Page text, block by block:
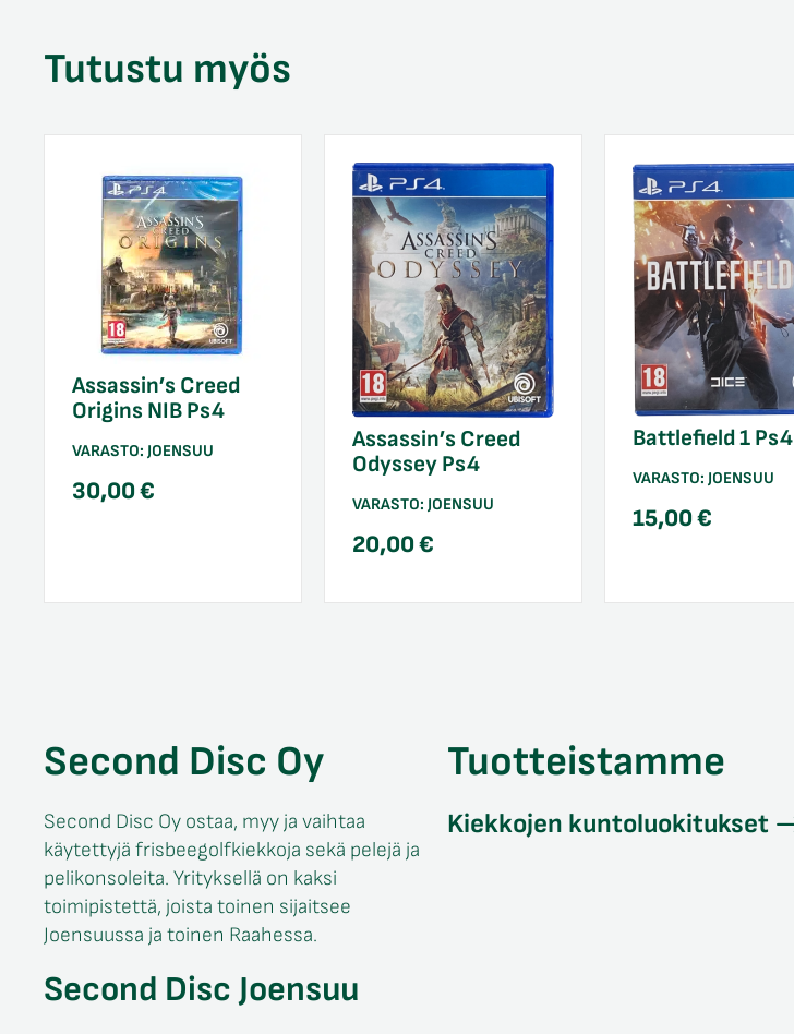
Tutustu myös
Assassin’s Creed
Origins NIB Ps4
VARASTO: JOENSUU
30,00€
Assassin’s Creed
Odyssey Ps4
VARASTO: JOENSUU
20,00€
Battlefield 1 Ps4
VARASTO: JOENSUU
15,00€
Second Disc Oy
Second Disc Oy ostaa, myy ja vaihtaa
käytettyjä frisbeegolfkiekkoja sekä pelejä ja
pelikonsoleita. Yrityksellä on kaksi
toimipistettä, joista toinen sijaitsee
Joensuussa ja toinen Raahessa.
Second Disc Joensuu
Tuotteistamme
Kiekkojen kuntoluokitukset